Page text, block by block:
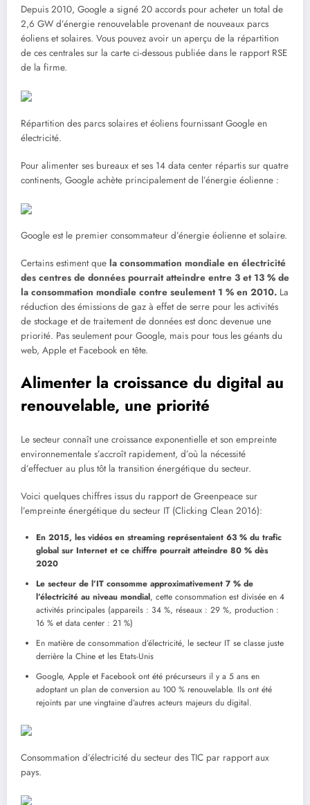
Depuis 2010, Google a signé 20 accords pour acheter un total de
2,6 GW d’énergie renouvelable provenant de nouveaux parcs
éoliens et solaires. Vous pouvez avoir un aperçu de la répartition
de ces centrales sur la carte ci-dessous publiée dans le rapport RSE
de la firme.
Répartition des parcs solaires et éoliens fournissant Google en
électricité.
Pour alimenter ses bureaux et ses 14 data center répartis sur quatre
continents, Google achète principalement de l’énergie éolienne :
Google est le premier consommateur d’énergie éolienne et solaire.
Certains estiment que la consommation mondiale en électricité
des centres de données pourrait atteindre entre 3 et 13 % de
la consommation mondiale contre seulement 1 % en 2010. La
réduction des émissions de gaz à effet de serre pour les activités
de stockage et de traitement de données est donc devenue une
priorité. Pas seulement pour Google, mais pour tous les géants du
web, Apple et Facebook en tête.
Alimenter la croissance du digital au
renouvelable, une priorité
Le secteur connaît une croissance exponentielle et son empreinte
environnementale s’accroît rapidement, d’où la nécessité
d’effectuer au plus tôt la transition énergétique du secteur.
Voici quelques chiffres issus du rapport de Greenpeace sur
l’empreinte énergétique du secteur IT (Clicking Clean 2016):
En 2015, les vidéos en streaming représentaient 63 % du trafic
global sur Internet et ce chiffre pourrait atteindre 80 % dès
2020
Le secteur de l’IT consomme approximativement 7 % de
l’électricité au niveau mondial, cette consommation est divisée en 4
activités principales (appareils : 34 %, réseaux : 29 %, production :
16 % et data center : 21 %)
En matière de consommation d’électricité, le secteur IT se classe juste
derrière la Chine et les Etats-Unis
Google, Apple et Facebook ont été précurseurs il y a 5 ans en
adoptant un plan de conversion au 100 % renouvelable. Ils ont été
rejoints par une vingtaine d’autres acteurs majeurs du digital.
Consommation d’électricité du secteur des TIC par rapport aux
pays.